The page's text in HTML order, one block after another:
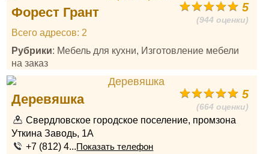
5
(944 оценки)
Форест Грант
Всего адресов: 2
Рубрики: Мебель для кухни, Изготовление мебели
на заказ
5
(664 оценки)
Деревяшка
Свердловское городское поселение, промзона
Уткина Заводь, 1А
+7 (812) 4...Показать телефон